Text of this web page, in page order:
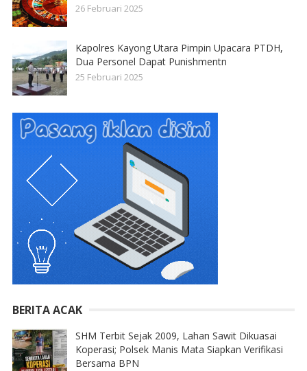
26 Februari 2025
Kapolres Kayong Utara Pimpin Upacara PTDH,
Dua Personel Dapat Punishmentn
25 Februari 2025
BERITA ACAK
SHM Terbit Sejak 2009, Lahan Sawit Dikuasai
Koperasi; Polsek Manis Mata Siapkan Verifikasi
Bersama BPN